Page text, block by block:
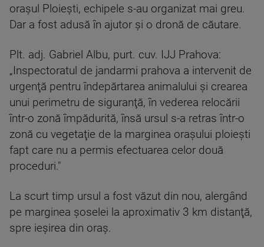
oraşul Ploieşti, echipele s-au organizat mai greu.
Dar a fost adusă în ajutor şi o dronă de căutare.
Plt. adj. Gabriel Albu, purt. cuv. IJJ Prahova:
„Inspectoratul de jandarmi prahova a intervenit de
urgenţă pentru îndepărtarea animalului şi crearea
unui perimetru de siguranţă, în vederea relocării
într-o zonă împădurită, însă ursul s-a retras într-o
zonă cu vegetaţie de la marginea oraşului ploieşti
fapt care nu a permis efectuarea celor două
proceduri."
La scurt timp ursul a fost văzut din nou, alergând
pe marginea şoselei la aproximativ 3 km distanţă,
spre ieşirea din oraş.